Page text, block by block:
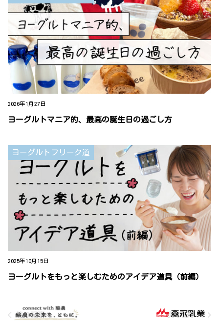
2026年1月27日
ヨーグルトマニア的、最高の誕生日の過ごし方
ヨーグルトフリーク道
2025年10月15日
ヨーグルトをもっと楽しむためのアイデア道具（前編）
前の記事へ 次の記事へ